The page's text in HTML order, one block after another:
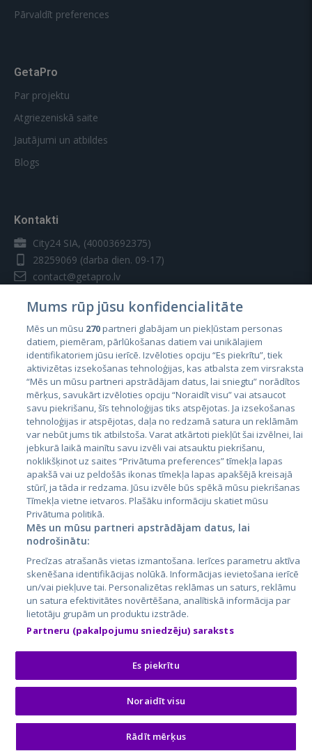
Pārvaldīt preferences
GetaPro
Par projektu
Atgriezeniskā saite
Jautājumi un atbildes
Blogs
Kontakti
City24 SIA, (40003692375)
28259069 (darba dien. 09-17)
contact@getapro.lv
Valstis
Igaunija
Latvija
Lietuva
City24.lv
City24.ee
GetaPro.lv
GetaPro.ee
Skelbiu.lt
Autoplius.lt
Aruodas.lt
CVbankas.lt
Kainos.lt
Paslaugos.lt
auto24.ee
Osta.ee
KuldneBörs.ee
© 2026 GetaPro. Visas tiesības aizsargātas.
Mums rūp jūsu konfidencialitāte
Mēs un mūsu 270partneri glabājam un piekļūstam personas
datiem, piemēram, pārlūkošanas datiem vai unikālajiem
identifikatoriem jūsu ierīcē. Izvēloties opciju “Es piekrītu”, tiek
aktivizētas izsekošanas tehnoloģijas, kas atbalsta zem virsraksta
“Mēs un mūsu partneri apstrādājam datus, lai sniegtu” norādītos
mērķus, savukārt izvēloties opciju “Noraidīt visu” vai atsaucot
savu piekrišanu, šīs tehnoloģijas tiks atspējotas. Ja izsekošanas
tehnoloģijas ir atspējotas, daļa no redzamā satura un reklāmām
var nebūt jums tik atbilstoša. Varat atkārtoti piekļūt šai izvēlnei, lai
jebkurā laikā mainītu savu izvēli vai atsauktu piekrišanu,
noklikšķinot uz saites “Privātuma preferences” tīmekļa lapas
apakšā vai uz peldošās ikonas tīmekļa lapas apakšējā kreisajā
stūrī, ja tāda ir redzama. Jūsu izvēle būs spēkā mūsu piekrišanas
Tīmekļa vietne ietvaros. Plašāku informāciju skatiet mūsu
Privātuma politikā.
Mēs un mūsu partneri apstrādājam datus, lai
nodrošinātu:
Precīzas atrašanās vietas izmantošana. Ierīces parametru aktīva
skenēšana identifikācijas nolūkā. Informācijas ievietošana ierīcē
un/vai piekļuve tai. Personalizētas reklāmas un saturs, reklāmu
un satura efektivitātes novērtēšana, analītiskā informācija par
lietotāju grupām un produktu izstrāde.
Partneru (pakalpojumu sniedzēju) saraksts
Es piekrītu
Noraidīt visu
Rādīt mērķus